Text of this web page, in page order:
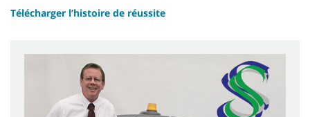
Télécharger l’histoire de réussite